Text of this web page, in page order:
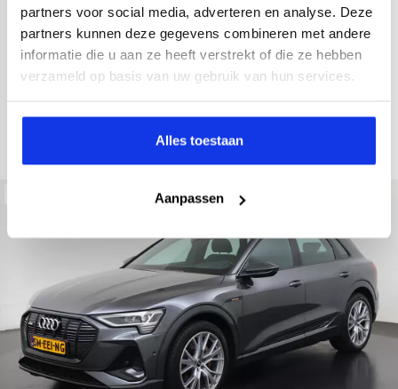
partners voor social media, adverteren en analyse. Deze
partners kunnen deze gegevens combineren met andere
informatie die u aan ze heeft verstrekt of die ze hebben
verzameld op basis van uw gebruik van hun services.
Alles toestaan
Aanpassen
Hybride benzine
Automaat
achteruitrijcamera
Apple Carplay/Android Auto
Kopen
Op aanvraag